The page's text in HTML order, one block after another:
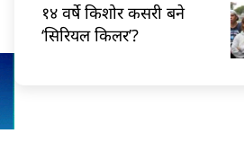
१४ वर्षे किशोर कसरी बने
‘सिरियल किलर’?